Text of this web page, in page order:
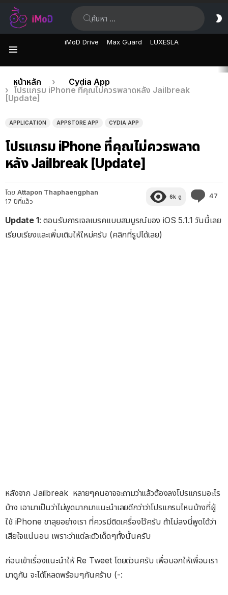
iMoD Drive Max Guard LUXESLA
เรื่อง
ล่าสุด
คุณอยู่ที่นี่:
หน้าหลัก
Cydia App
โปรแกรม iPhone ที่คุณไม่ควรพลาดหลัง Jailbreak
[Update]
APPLICATION APPSTORE APP CYDIA APP
โปรแกรม iPhone ที่คุณไม่ควรพลาด
หลัง Jailbreak [Update]
โดย Attapon Thaphaengphan
17 ปีที่แล้ว
6k ดู 47
Update 1: ตอนรับการเจลเบรคแบบสมบูรณ์ของ iOS 5.1.1 วันนี้เลย
เรียบเรียงและเพิ่มเติมให้ใหม่ครับ (คลิกที่รูปได้เลย)
หลังจาก Jailbreak หลายๆคนอาจจะถามว่าแล้วต้องลงโปรแกรมอะไร
บ้าง เอามาเป็นว่าไม่พูดมากมาแนะนำเลยดีกว่าว่าโปรแกรมไหนบ้างที่ผู้
ใช้ iPhone ขาลุยอย่างเรา ที่ควรมีติดเครื่องไว้ครับ ถ้าไม่ลงนี่พูดได้ว่า
เสียใจแน่นอน เพราะว่าแต่ละตัวเด็ดๆทั้งนั้นครับ
ก่อนเข้าเรื่องแนะนำให้ Re Tweet โดยด่วนครับ เพื่อบอกให้เพื่อนเรา
มาดูกัน จะได้โหลดพร้อมๆกันคร้าบ (-: